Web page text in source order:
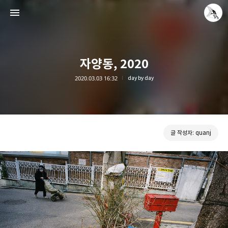
자양동, 2020
2020.03.03 16:32 day by day
글 작성자: quanj
Leica Sisyphus